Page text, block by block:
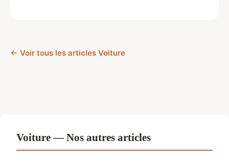
← Voir tous les articles Voiture
Voiture — Nos autres articles